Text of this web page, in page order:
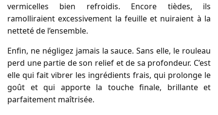
vermicelles bien refroidis. Encore tièdes, ils
ramolliraient excessivement la feuille et nuiraient à la
netteté de l’ensemble.
Enfin, ne négligez jamais la sauce. Sans elle, le rouleau
perd une partie de son relief et de sa profondeur. C’est
elle qui fait vibrer les ingrédients frais, qui prolonge le
goût et qui apporte la touche finale, brillante et
parfaitement maîtrisée.